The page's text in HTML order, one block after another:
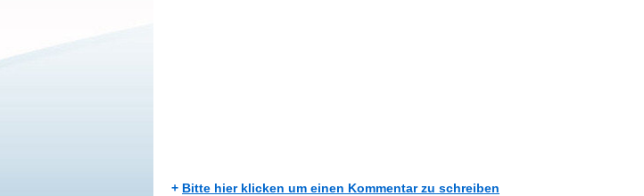
+ Bitte hier klicken um einen Kommentar zu schreiben